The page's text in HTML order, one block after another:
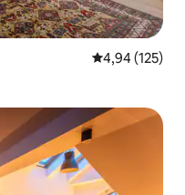
4,94 de uma
4,94 (125)